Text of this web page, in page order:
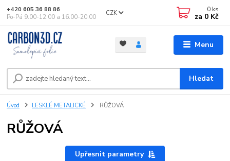
Menu
CZK
Hledat
+420 605 36 88 86
Po-Pá 9.00-12.00 a 16.00-20.00
0 ks
za 0 Kč
Úvod LESKLÉ METALICKÉ RŮŽOVÁ
RŮŽOVÁ
Upřesnit parametry